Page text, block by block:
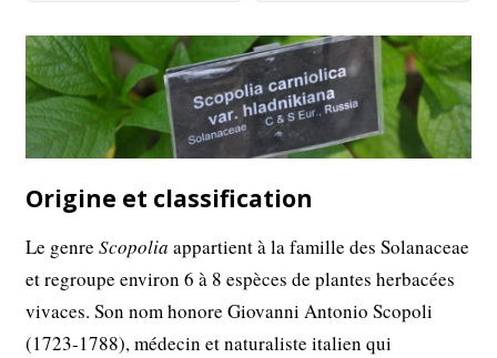
Origine et classification
Le genreScopolia appartient à la famille des Solanaceae
et regroupe environ 6 à 8 espèces de plantes herbacées
vivaces. Son nom honore Giovanni Antonio Scopoli
(1723-1788), médecin et naturaliste italien qui